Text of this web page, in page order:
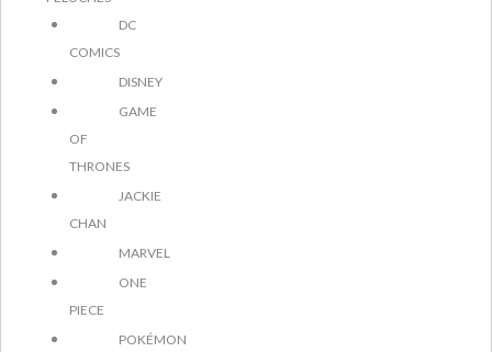
DC
COMICS
DISNEY
GAME
OF
THRONES
JACKIE
CHAN
MARVEL
ONE
PIECE
POKÉMON